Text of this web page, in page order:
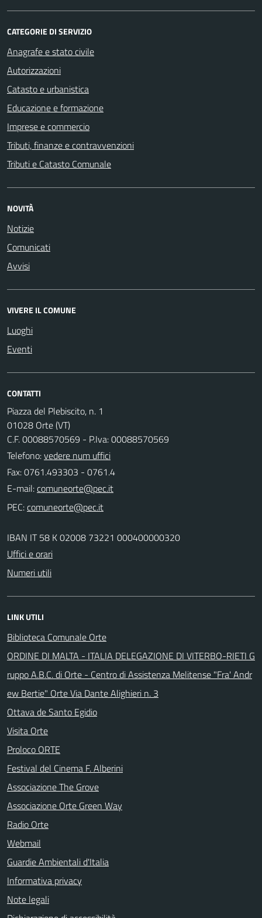
CATEGORIE DI SERVIZIO
Anagrafe e stato civile
Autorizzazioni
Catasto e urbanistica
Educazione e formazione
Imprese e commercio
Tributi, finanze e contravvenzioni
Tributi e Catasto Comunale
NOVITÀ
Notizie
Comunicati
Avvisi
VIVERE IL COMUNE
Luoghi
Eventi
CONTATTI
Piazza del Plebiscito, n. 1
01028 Orte (VT)
C.F. 00088570569 - P.Iva: 00088570569
Telefono:vedere num uffici
Fax: 0761.493303 - 0761.4
E-mail:
PEC:
IBAN IT 58 K 02008 73221 000400000320
Uffici e orari
Numeri utili
LINK UTILI
Biblioteca Comunale Orte
ORDINE DI MALTA - ITALIA DELEGAZIONE DI VITERBO-RIETI G
ruppo A.B.C. di Orte - Centro di Assistenza Melitense "Fra' Andr
ew Bertie" Orte Via Dante Alighieri n. 3
Ottava de Santo Egidio
Visita Orte
Proloco ORTE
Festival del Cinema F. Alberini
Associazione The Grove
Associazione Orte Green Way
Radio Orte
Webmail
Guardie Ambientali d'Italia
Informativa privacy
Note legali